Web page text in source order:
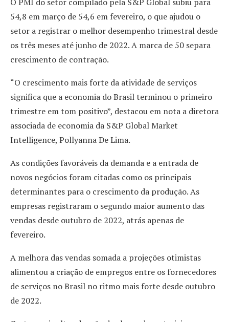
54,8 em março de 54,6 em fevereiro, o que ajudou o
setor a registrar o melhor desempenho trimestral desde
os três meses até junho de 2022. A marca de 50 separa
crescimento de contração.
“O crescimento mais forte da atividade de serviços
significa que a economia do Brasil terminou o primeiro
trimestre em tom positivo”, destacou em nota a diretora
associada de economia da S&P Global Market
Intelligence, Pollyanna De Lima.
As condições favoráveis da demanda e a entrada de
novos negócios foram citadas como os principais
determinantes para o crescimento da produção. As
empresas registraram o segundo maior aumento das
vendas desde outubro de 2022, atrás apenas de
fevereiro.
A melhora das vendas somada a projeções otimistas
alimentou a criação de empregos entre os fornecedores
de serviços no Brasil no ritmo mais forte desde outubro
de 2022.